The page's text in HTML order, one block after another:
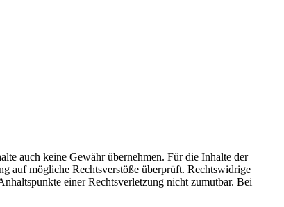
auch keine Gewähr übernehmen. Für die Inhalte der
auf mögliche Rechtsverstöße überprüft. Rechtswidrige
einer Rechtsverletzung nicht zumutbar. Bei